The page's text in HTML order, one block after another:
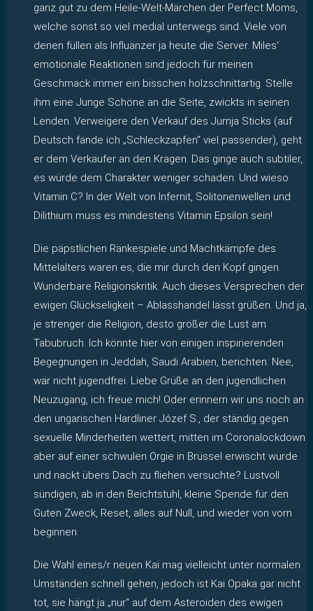
ganz gut zu dem Heile-Welt-Märchen der Perfect Moms,
welche sonst so viel medial unterwegs sind. Viele von
denen füllen als Influänzer ja heute die Server. Miles‘
emotionale Reaktionen sind jedoch für meinen
Geschmack immer ein bisschen holzschnittartig. Stelle
ihm eine Junge Schöne an die Seite, zwickts in seinen
Lenden. Verweigere den Verkauf des Jumja Sticks (auf
Deutsch fände ich „Schleckzapfen“ viel passender), geht
er dem Verkäufer an den Kragen. Das ginge auch subtiler,
es würde dem Charakter weniger schaden. Und wieso
Vitamin C? In der Welt von Infernit, Solitonenwellen und
Dilithium muss es mindestens Vitamin Epsilon sein!
Die päpstlichen Ränkespiele und Machtkämpfe des
Mittelalters waren es, die mir durch den Kopf gingen.
Wunderbare Religionskritik. Auch dieses Versprechen der
ewigen Glückseligkeit – Ablasshandel lässt grüßen. Und ja,
je strenger die Religion, desto größer die Lust am
Tabubruch. Ich könnte hier von einigen inspirierenden
Begegnungen in Jeddah, Saudi Arabien, berichten. Nee,
wär nicht jugendfrei. Liebe Grüße an den jugendlichen
Neuzugang, ich freue mich! Oder erinnern wir uns noch an
den ungarischen Hardliner Józef S., der ständig gegen
sexuelle Minderheiten wettert, mitten im Coronalockdown
aber auf einer schwulen Orgie in Brüssel erwischt wurde
und nackt übers Dach zu fliehen versuchte? Lustvoll
sündigen, ab in den Beichtstuhl, kleine Spende für den
Guten Zweck, Reset, alles auf Null, und wieder von vorn
beginnen.
Die Wahl eines/r neuen Kai mag vielleicht unter normalen
Umständen schnell gehen, jedoch ist Kai Opaka gar nicht
tot, sie hängt ja „nur“ auf dem Asteroiden des ewigen